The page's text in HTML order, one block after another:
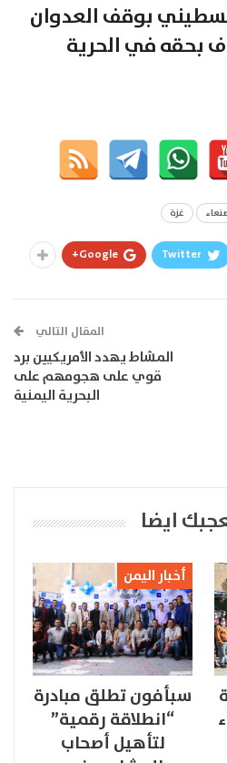
بوقف العدوان
بحقه في الحرية
غزة
Twitter
Google+
المقال التالي
المشاط يهدد الأمريكيين برد
قوي على هجومهم على
البحرية اليمنية
ايضا
أخبار اليمن
سبأفون تطلق مبادرة
“انطلاقة رقمية”
لتأهيل أصحاب